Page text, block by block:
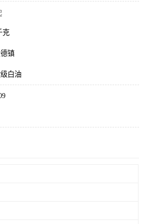
克
镇
白油